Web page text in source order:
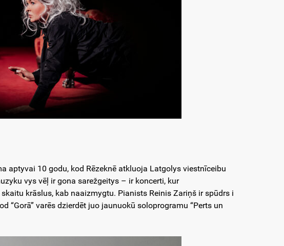
aptyvai 10 godu, kod Rēzeknē atkluoja Latgolys viestnīceibu
vys vēļ ir gona sarežgeitys – ir koncerti, kur
krāslus, kab naaizmygtu. Pianists Reinis Zariņš ir spūdrs i
“Gorā” varēs dzierdēt juo jaunuokū soloprogramu “Perts un